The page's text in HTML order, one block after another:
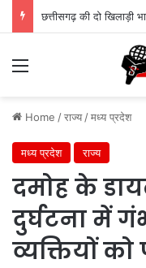
Menu
Home /राज्य /मध्य प्रदेश
मध्य प्रदेश राज्य
दमोह के
दुर्घटना में
व्यक्तियों